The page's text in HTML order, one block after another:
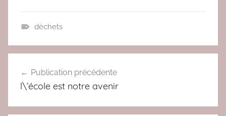
i
u
e
déchets
de
Publication précédente
l\’école est notre avenir